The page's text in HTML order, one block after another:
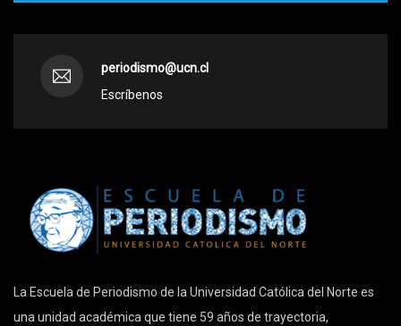
periodismo@ucn.cl
Escríbenos
La Escuela de Periodismo de la Universidad Católica del Norte es
una unidad académica que tiene 59 años de trayectoria,